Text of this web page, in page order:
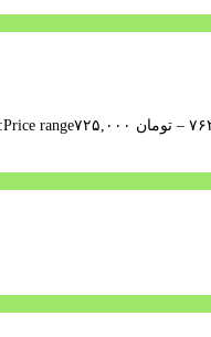
– تومان Price range: تومان ۷۲۵,۰۰۰ through تومان ۷۶۲,۰۰۰